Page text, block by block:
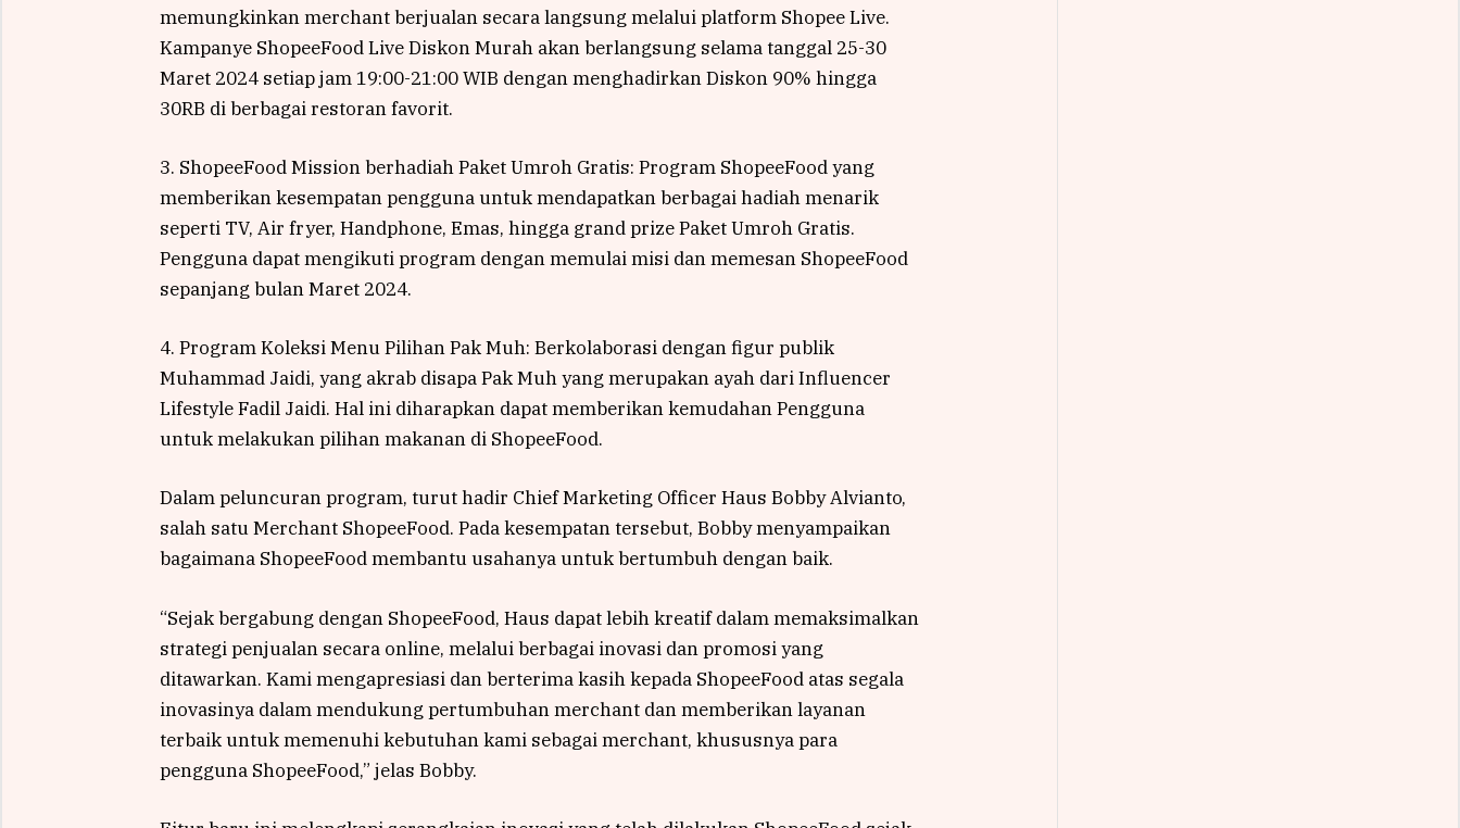
memungkinkan merchant berjualan secara langsung melalui platform Shopee Live.
Kampanye ShopeeFood Live Diskon Murah akan berlangsung selama tanggal 25-30
Maret 2024 setiap jam 19:00-21:00 WIB dengan menghadirkan Diskon 90% hingga
30RB di berbagai restoran favorit.
3. ShopeeFood Mission berhadiah Paket Umroh Gratis: Program ShopeeFood yang
memberikan kesempatan pengguna untuk mendapatkan berbagai hadiah menarik
seperti TV, Air fryer, Handphone, Emas, hingga grand prize Paket Umroh Gratis.
Pengguna dapat mengikuti program dengan memulai misi dan memesan ShopeeFood
sepanjang bulan Maret 2024.
4. Program Koleksi Menu Pilihan Pak Muh: Berkolaborasi dengan figur publik
Muhammad Jaidi, yang akrab disapa Pak Muh yang merupakan ayah dari Influencer
Lifestyle Fadil Jaidi. Hal ini diharapkan dapat memberikan kemudahan Pengguna
untuk melakukan pilihan makanan di ShopeeFood.
Dalam peluncuran program, turut hadir Chief Marketing Officer Haus Bobby Alvianto,
salah satu Merchant ShopeeFood. Pada kesempatan tersebut, Bobby menyampaikan
bagaimana ShopeeFood membantu usahanya untuk bertumbuh dengan baik.
“Sejak bergabung dengan ShopeeFood, Haus dapat lebih kreatif dalam memaksimalkan
strategi penjualan secara online, melalui berbagai inovasi dan promosi yang
ditawarkan. Kami mengapresiasi dan berterima kasih kepada ShopeeFood atas segala
inovasinya dalam mendukung pertumbuhan merchant dan memberikan layanan
terbaik untuk memenuhi kebutuhan kami sebagai merchant, khususnya para
pengguna ShopeeFood,” jelas Bobby.